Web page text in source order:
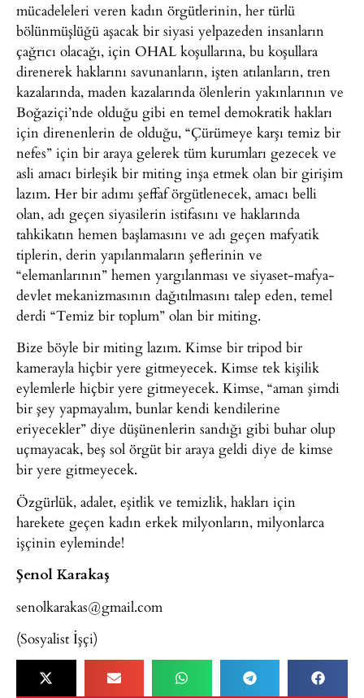
mücadeleleri veren kadın örgütlerinin, her türlü
bölünmüşlüğü aşacak bir siyasi yelpazeden insanların
çağrıcı olacağı, için OHAL koşullarına, bu koşullara
direnerek haklarını savunanların, işten atılanların, tren
kazalarında, maden kazalarında ölenlerin yakınlarının ve
Boğaziçi’nde olduğu gibi en temel demokratik hakları
için direnenlerin de olduğu, “Çürümeye karşı temiz bir
nefes” için bir araya gelerek tüm kurumları gezecek ve
asli amacı birleşik bir miting inşa etmek olan bir girişim
lazım. Her bir adımı şeffaf örgütlenecek, amacı belli
olan, adı geçen siyasilerin istifasını ve haklarında
tahkikatın hemen başlamasını ve adı geçen mafyatik
tiplerin, derin yapılanmaların şeflerinin ve
“elemanlarının” hemen yargılanması ve siyaset-mafya-
devlet mekanizmasının dağıtılmasını talep eden, temel
derdi “Temiz bir toplum” olan bir miting.
Bize böyle bir miting lazım. Kimse bir tripod bir
kamerayla hiçbir yere gitmeyecek. Kimse tek kişilik
eylemlerle hiçbir yere gitmeyecek. Kimse, “aman şimdi
bir şey yapmayalım, bunlar kendi kendilerine
eriyecekler” diye düşünenlerin sandığı gibi buhar olup
uçmayacak, beş sol örgüt bir araya geldi diye de kimse
bir yere gitmeyecek.
Özgürlük, adalet, eşitlik ve temizlik, hakları için
harekete geçen kadın erkek milyonların, milyonlarca
işçinin eyleminde!
Şenol Karakaş
senolkarakas@gmail.com
(Sosyalist İşçi)